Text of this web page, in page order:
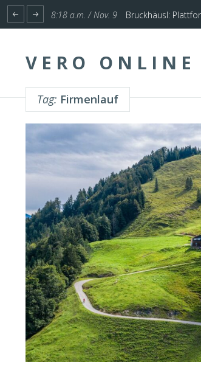
1:17 p.m. / Nov. 4 Start für Planung
VERO ONLINE
Tag: Firmenlauf